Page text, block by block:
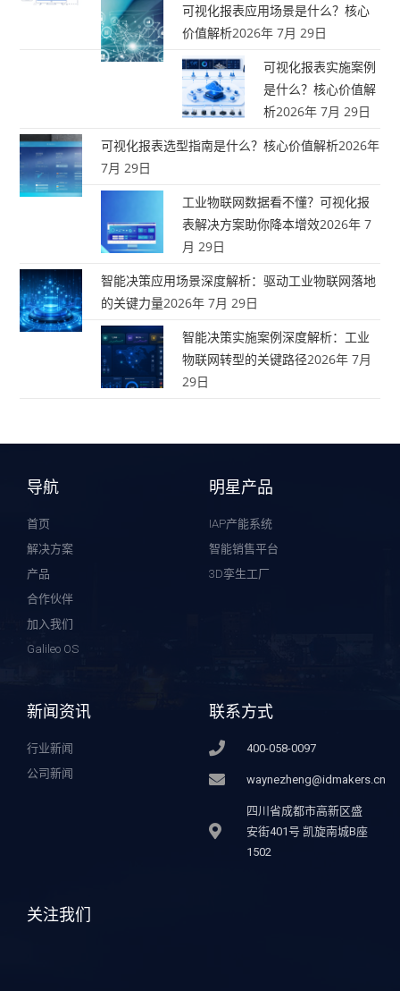
可视化报表应用场景是什么？核心
价值解析2026年 7月 29日
可视化报表实施案例
是什么？核心价值解
析2026年 7月 29日
可视化报表选型指南是什么？核心价值解析2026年
7月 29日
工业物联网数据看不懂？可视化报
表解决方案助你降本增效2026年 7
月 29日
智能决策应用场景深度解析：驱动工业物联网落地
的关键力量2026年 7月 29日
智能决策实施案例深度解析：工业
物联网转型的关键路径2026年 7月
29日
导航
首页
解决方案
产品
合作伙伴
加入我们
Galileo OS
明星产品
IAP产能系统
智能销售平台
3D孪生工厂
新闻资讯
行业新闻
公司新闻
联系方式
400-058-0097
waynezheng@idmakers.cn
四川省成都市高新区盛
安街401号 凯旋南城B座
1502
关注我们